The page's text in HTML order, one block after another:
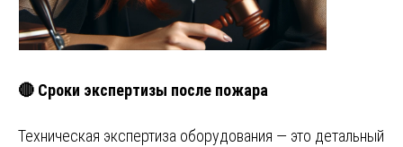
🔴 Сроки экспертизы после пожара
Техническая экспертиза оборудования — это детальный